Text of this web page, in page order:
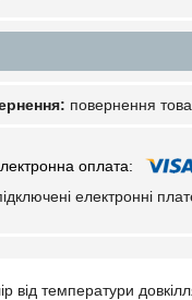
повернення
електронні
від температури